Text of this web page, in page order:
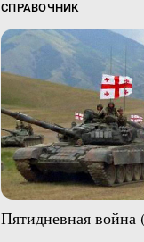
СПРАВОЧНИК
Пятидневная война